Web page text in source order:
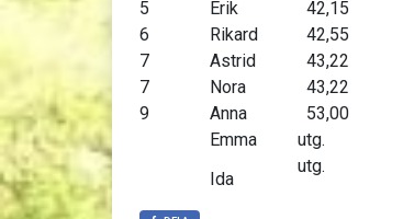
5
Erik
42,15
6
Rikard
42,55
7
Astrid
43,22
7
Nora
43,22
9
Anna
53,00
Emma
utg.
Ida
utg.